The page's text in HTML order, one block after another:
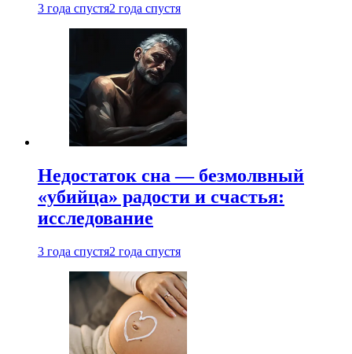
3 года спустя2 года спустя
Недостаток сна — безмолвный
«убийца» радости и счастья:
исследование
3 года спустя2 года спустя